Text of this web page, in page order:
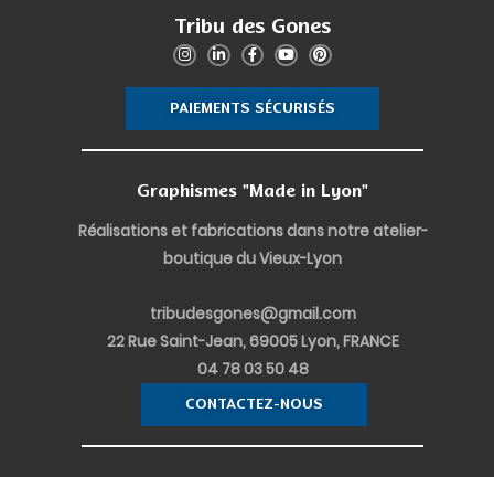
Tribu des Gones
I
n
s
t
a
g
a
L
i
n
k
e
d
n
i
n
F
a
c
e
b
o
k
f
Y
o
u
t
u
b
P
i
n
t
e
r
s
PAIEMENTS SÉCURISÉS
Graphismes "Made in Lyon"
Réalisations et fabrications dans notre atelier-
boutique du Vieux-Lyon
tribudesgones@gmail.com
22 Rue Saint-Jean, 69005 Lyon, FRANCE
04 78 03 50 48
CONTACTEZ-NOUS